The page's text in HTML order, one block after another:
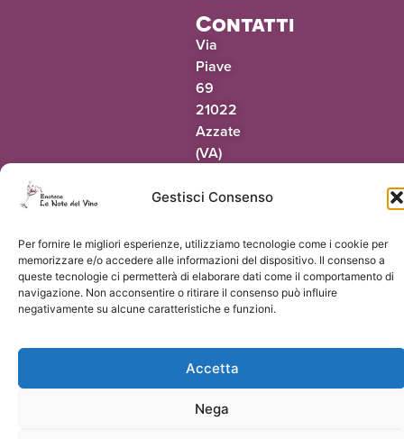
Gestisci Consenso
Per fornire le migliori esperienze, utilizziamo tecnologie come i cookie per
memorizzare e/o accedere alle informazioni del dispositivo. Il consenso a
queste tecnologie ci permetterà di elaborare dati come il comportamento di
navigazione. Non acconsentire o ritirare il consenso può influire
negativamente su alcune caratteristiche e funzioni.
Accetta
Nega
Contatti
Via
Piave
69
21022
Azzate
(VA)
0332
ti.onivledetonel
@oaic
© 2026 Le Note del Vino di Paolo Terrapieno | P.Iva 03551160124 |
un sito come questo?